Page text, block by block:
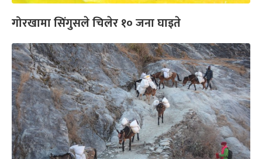
गोरखामा सिंगुसले चिलेर १० जना घाइते